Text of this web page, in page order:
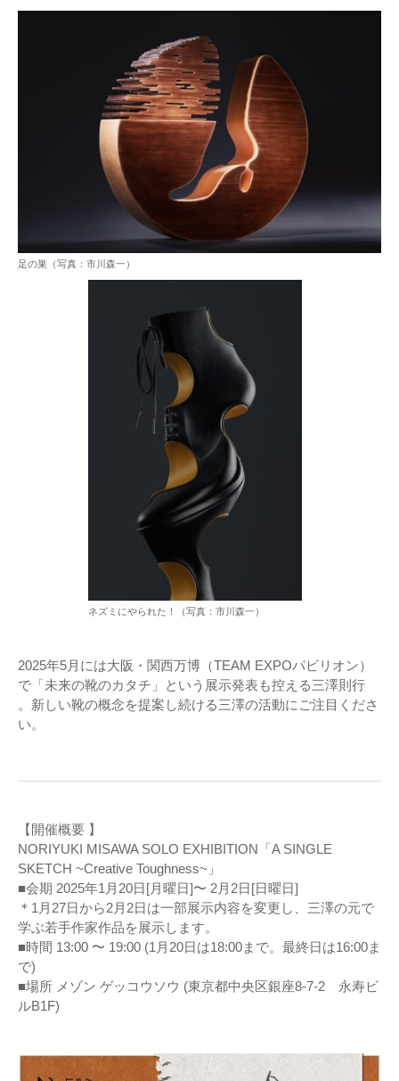
足の巣（写真：市川森一）
ネズミにやられた！（写真：市川森一）
2025年5月には大阪・関西万博（TEAM EXPOパビリオン）
で「未来の靴のカタチ」という展示発表も控える三澤則行
。新しい靴の概念を提案し続ける三澤の活動にご注目くださ
い。
【開催概要 】
NORIYUKI MISAWA SOLO EXHIBITION「A SINGLE
SKETCH ~Creative Toughness~」
■会期 2025年1月20日[月曜日]〜 2月2日[日曜日]
＊1月27日から2月2日は一部展示内容を変更し、三澤の元で
学ぶ若手作家作品を展示します。
■時間 13:00 〜 19:00 (1月20日は18:00まで。最終日は16:00ま
で)
■場所 メゾン ゲッコウソウ (東京都中央区銀座8-7-2 永寿ビ
ルB1F)